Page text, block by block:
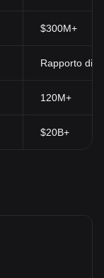
$300M+
Rapporto di
120M+
$20B+